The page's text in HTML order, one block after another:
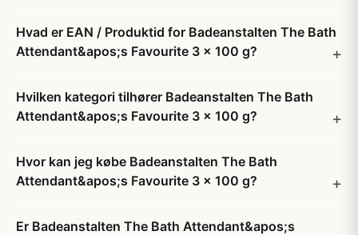
Hvad er EAN / Produktid for Badeanstalten The Bath
Attendant&apos;s Favourite 3 x 100 g?
Hvilken kategori tilhører Badeanstalten The Bath
Attendant&apos;s Favourite 3 x 100 g?
Hvor kan jeg købe Badeanstalten The Bath
Attendant&apos;s Favourite 3 x 100 g?
Er Badeanstalten The Bath Attendant&apos;s